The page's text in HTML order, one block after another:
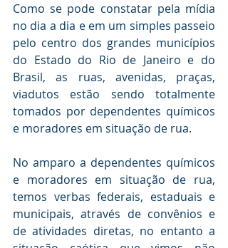
Como se pode constatar pela mídia
no dia a dia e em um simples passeio
pelo centro dos grandes municípios
do Estado do Rio de Janeiro e do
Brasil, as ruas, avenidas, praças,
viadutos estão sendo totalmente
tomados por dependentes químicos
e moradores em situação de rua.
No amparo a dependentes químicos
e moradores em situação de rua,
temos verbas federais, estaduais e
municipais, através de convênios e
de atividades diretas, no entanto a